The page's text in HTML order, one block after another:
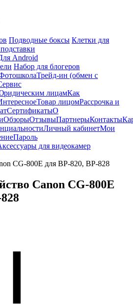
Подводные боксы Клетки для
Android
Набор для блогеров
Трейд-ин (обмен с
лицамКак
Товар лицомРассрочка и
СертификатыО
ОбзорыОтзывыПартнерыКонтакты
Личный кабинетМои
Пароль
для видеокамер
CG-800E для BP-820, BP-828
Canon CG-800E